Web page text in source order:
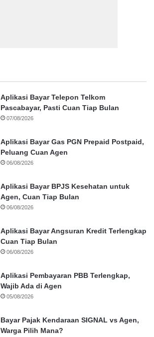
Aplikasi Bayar Telepon Telkom
Pascabayar, Pasti Cuan Tiap Bulan
07/08/2026
Aplikasi Bayar Gas PGN Prepaid Postpaid,
Peluang Cuan Agen
06/08/2026
Aplikasi Bayar BPJS Kesehatan untuk
Agen, Cuan Tiap Bulan
06/08/2026
Aplikasi Bayar Angsuran Kredit Terlengkap
Cuan Tiap Bulan
06/08/2026
Aplikasi Pembayaran PBB Terlengkap,
Wajib Ada di Agen
05/08/2026
Bayar Pajak Kendaraan SIGNAL vs Agen,
Warga Pilih Mana?